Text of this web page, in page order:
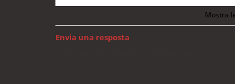
Mostra
Envia una resposta